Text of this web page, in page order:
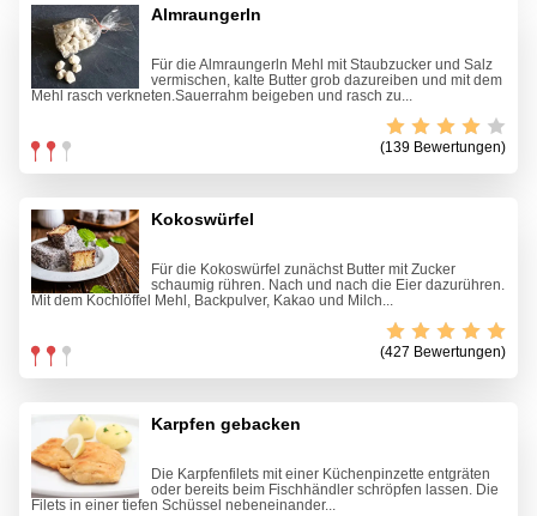
Almraungerln
Für die Almraungerln Mehl mit Staubzucker und Salz
vermischen, kalte Butter grob dazureiben und mit dem
Mehl rasch verkneten.Sauerrahm beigeben und rasch zu...
(139 Bewertungen)
Kokoswürfel
Für die Kokoswürfel zunächst Butter mit Zucker
schaumig rühren. Nach und nach die Eier dazurühren.
Mit dem Kochlöffel Mehl, Backpulver, Kakao und Milch...
(427 Bewertungen)
Karpfen gebacken
Die Karpfenfilets mit einer Küchenpinzette entgräten
oder bereits beim Fischhändler schröpfen lassen. Die
Filets in einer tiefen Schüssel nebeneinander...